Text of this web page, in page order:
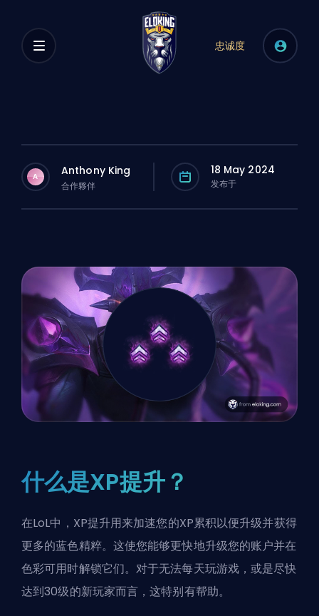
忠诚度
A Anthony King
合作夥伴
18 May 2024
发布于
什么是XP提升？
在LoL中，XP提升用来加速您的XP累积以便升级并获得
更多的蓝色精粹。这使您能够更快地升级您的账户并在
色彩可用时解锁它们。对于无法每天玩游戏，或是尽快
达到30级的新玩家而言，这特别有帮助。